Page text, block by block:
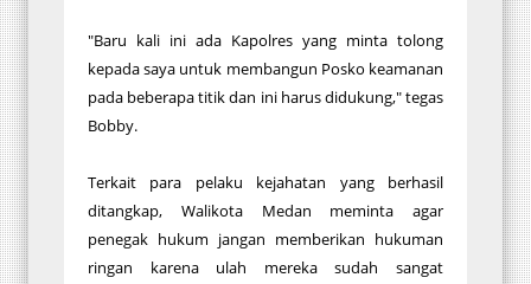
"Baru kali ini ada Kapolres yang minta tolong
kepada saya untuk membangun Posko keamanan
pada beberapa titik dan ini harus didukung," tegas
Bobby.
Terkait para pelaku kejahatan yang berhasil
ditangkap, Walikota Medan meminta agar
penegak hukum jangan memberikan hukuman
ringan karena ulah mereka sudah sangat